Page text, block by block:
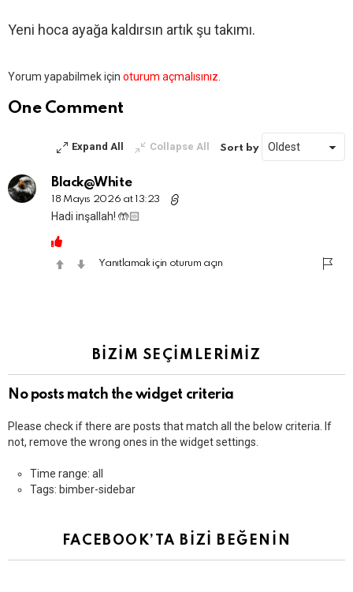
Yeni hoca ayağa kaldırsın artık şu takımı.
Bir
yazın
Yorum yapabilmek için oturum açmalısınız.
One Comment
Expand All Collapse All Sort by
Black@White
18 Mayıs 2026 at 13:23
Hadi inşallah! 🤲🏻
Yanıtlamak için oturum açın
BİZİM SEÇİMLERİMİZ
No posts match the widget criteria
Please check if there are posts that match all the below criteria. If
not, remove the wrong ones in the widget settings.
Time range: all
Tags: bimber-sidebar
FACEBOOK’TA BİZİ BEĞENİN